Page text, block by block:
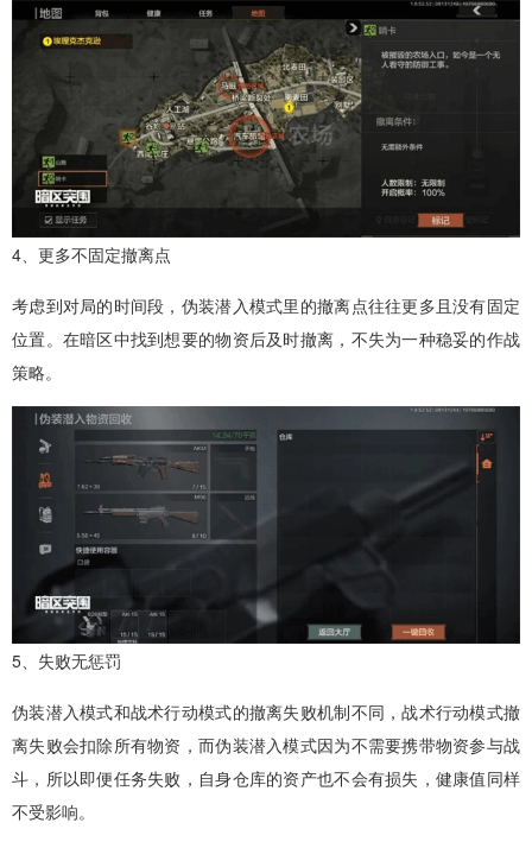
4、更多不固定撤离点
考虑到对局的时间段，伪装潜入模式里的撤离点往往更多且没有固定
位置。在暗区中找到想要的物资后及时撤离，不失为一种稳妥的作战
策略。
5、失败无惩罚
伪装潜入模式和战术行动模式的撤离失败机制不同，战术行动模式撤
离失败会扣除所有物资，而伪装潜入模式因为不需要携带物资参与战
斗，所以即便任务失败，自身仓库的资产也不会有损失，健康值同样
不受影响。